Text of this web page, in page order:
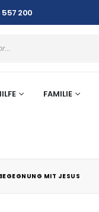
200
FAMILIE
MIT JESUS